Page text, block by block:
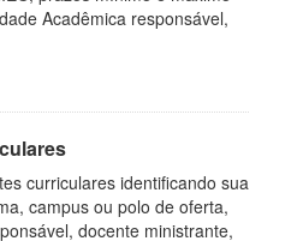
Acadêmica responsável,
curriculares identificando sua
campus ou polo de oferta,
docente ministrante,